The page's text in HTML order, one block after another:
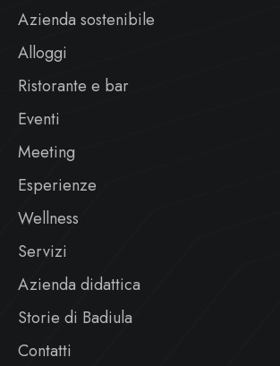
Azienda sostenibile
Alloggi
Ristorante e bar
Eventi
Meeting
Esperienze
Wellness
Servizi
Azienda didattica
Storie di Badiula
Contatti